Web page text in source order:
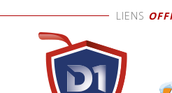
LIENS